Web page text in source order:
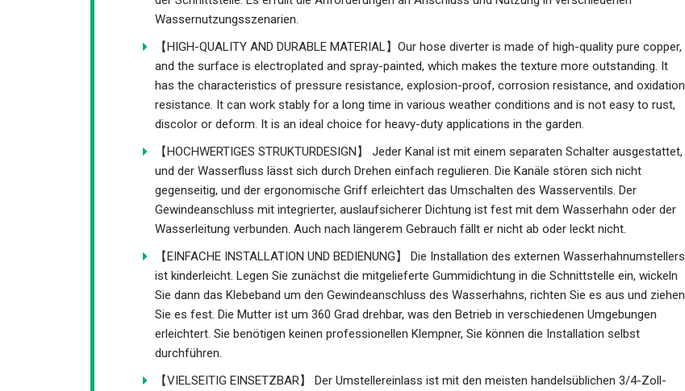
Wassernutzungsszenarien.
【HIGH-QUALITY AND DURABLE MATERIAL】Our hose diverter is made of high-quality pure copper,
and the surface is electroplated and spray-painted, which makes the texture more outstanding. It
has the characteristics of pressure resistance, explosion-proof, corrosion resistance, and oxidation
resistance. It can work stably for a long time in various weather conditions and is not easy to rust,
discolor or deform. It is an ideal choice for heavy-duty applications in the garden.
【HOCHWERTIGES STRUKTURDESIGN】 Jeder Kanal ist mit einem separaten Schalter ausgestattet,
und der Wasserfluss lässt sich durch Drehen einfach regulieren. Die Kanäle stören sich nicht
gegenseitig, und der ergonomische Griff erleichtert das Umschalten des Wasserventils. Der
Gewindeanschluss mit integrierter, auslaufsicherer Dichtung ist fest mit dem Wasserhahn oder der
Wasserleitung verbunden. Auch nach längerem Gebrauch fällt er nicht ab oder leckt nicht.
【EINFACHE INSTALLATION UND BEDIENUNG】 Die Installation des externen Wasserhahnumstellers
ist kinderleicht. Legen Sie zunächst die mitgelieferte Gummidichtung in die Schnittstelle ein, wickeln
Sie dann das Klebeband um den Gewindeanschluss des Wasserhahns, richten Sie es aus und ziehen
Sie es fest. Die Mutter ist um 360 Grad drehbar, was den Betrieb in verschiedenen Umgebungen
erleichtert. Sie benötigen keinen professionellen Klempner, Sie können die Installation selbst
durchführen.
【VIELSEITIG EINSETZBAR】 Der Umstellereinlass ist mit den meisten handelsüblichen 3/4-Zoll-